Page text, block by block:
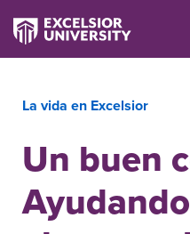
La vida en Excelsior
Un buen